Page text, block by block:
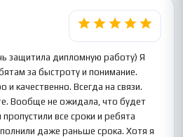
защитила дипломную работу) Я
за быстроту и понимание.
и качественно. Всегда на связи.
Вообще не ожидала, что будет
все сроки и ребята
даже раньше срока. Хотя я